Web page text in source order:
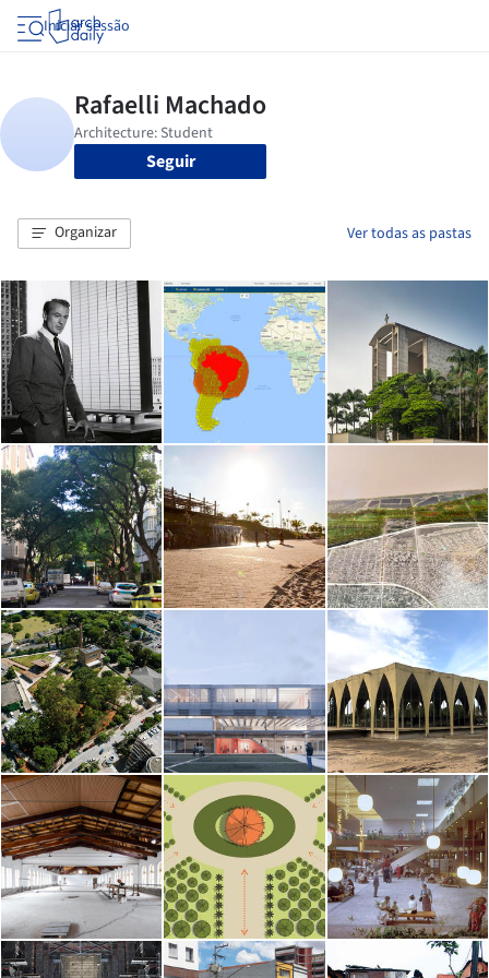
Iniciar sessão
Seguir
Organizar Ver todas as pastas